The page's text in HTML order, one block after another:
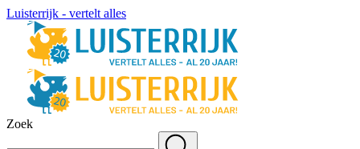
Luisterrijk - vertelt alles
Zoek